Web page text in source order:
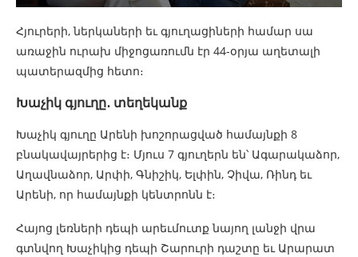
Հյուրերի, ներկաների եւ գյուղացիների համար սա
առաջին ուրախ միջոցառումն էր 44-օրյա աղետալի
պատերազմից հետո։
Խաչիկ գյուղը․ տեղեկանք
Խաչիկ գյուղը Արենի խոշորացված համայնքի 8
բնակավայրերից է։ Մյուս 7 գյուղերն են՝ Ագարակաձոր,
Աղավնաձոր, Արփի, Գնիշիկ, Ելփին, Չիվա, Ռինդ եւ
Արենի, որ համայնքի կենտրոնն է։
Հայոց լեռների դեպի արեւմուտք նայող լանջի վրա
գտնվող Խաչիկից դեպի Շարուրի դաշտը եւ Արարատ